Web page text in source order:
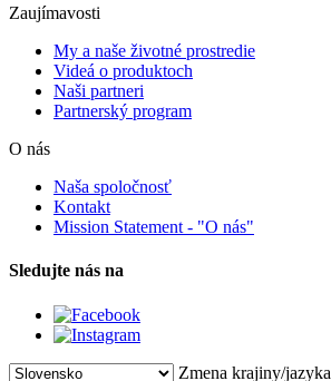
Zaujímavosti
My a naše životné prostredie
Videá o produktoch
Naši partneri
Partnerský program
O nás
Naša spoločnosť
Kontakt
Mission Statement - "O nás"
Sledujte nás na
Zmena krajiny/jazyka